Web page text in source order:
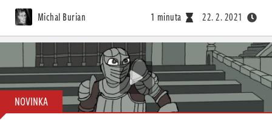
Michal Burian 1 minuta 22. 2. 2021
NOVINKA